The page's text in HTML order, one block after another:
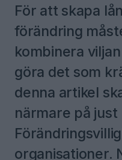
För att skapa
förändring
kombinera
göra det som
denna artikel
närmare på just
organisationer.